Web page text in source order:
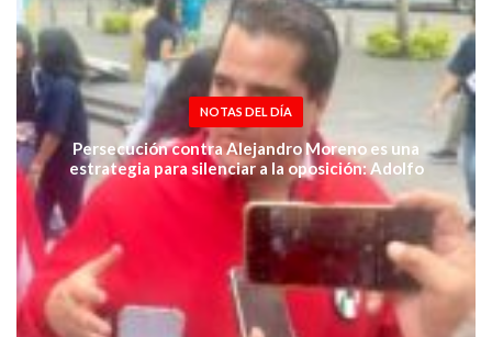
NOTAS DEL DÍA
Persecución contra Alejandro Moreno es una
estrategia para silenciar a la oposición: Adolfo
Ramírez